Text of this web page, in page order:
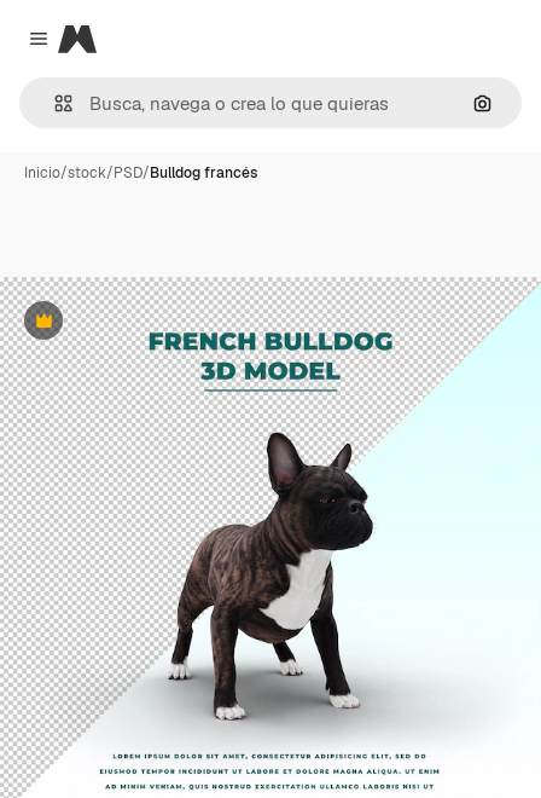
Close menu
Magnific
Inicio/stock/PSD/Bulldog francés
Premium